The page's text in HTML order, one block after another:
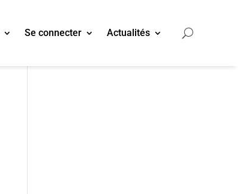
Se connecter Actualités